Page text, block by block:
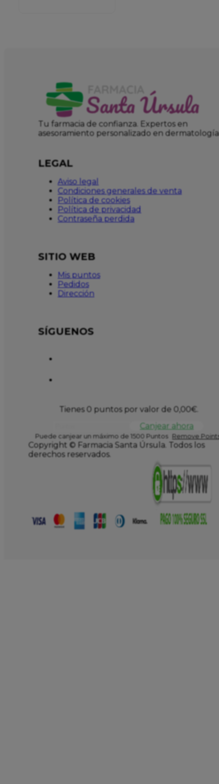
Tu farmacia de confianza. Expertos en
asesoramiento personalizado en dermatología
LEGAL
Aviso legal
Condiciones generales de venta
Política de cookies
Política de privacidad
Contraseña perdida
SITIO WEB
Mis puntos
Pedidos
Dirección
SÍGUENOS
Tienes 0 puntos por valor de 0,00€.
Canjear ahora
Puede canjear un máximo de 1500 Puntos Remove
Copyright © Farmacia Santa Úrsula. Todos los
derechos reservados.